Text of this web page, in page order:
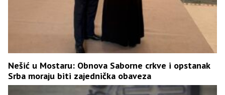
Nešić u Mostaru: Obnova Saborne crkve i opstanak
Srba moraju biti zajednička obaveza